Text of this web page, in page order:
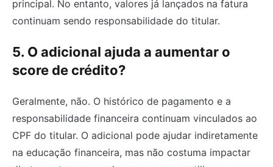
principal. No entanto, valores já lançados na fatura
continuam sendo responsabilidade do titular.
5. O adicional ajuda a aumentar o
score de crédito?
Geralmente, não. O histórico de pagamento e a
responsabilidade financeira continuam vinculados ao
CPF do titular. O adicional pode ajudar indiretamente
na educação financeira, mas não costuma impactar